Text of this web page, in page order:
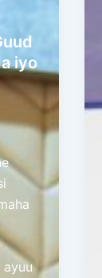
iyo
ayuu